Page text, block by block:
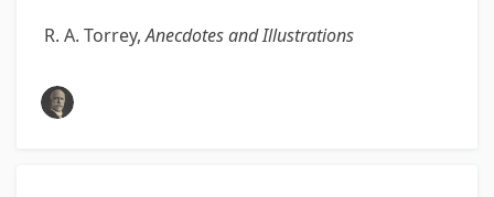
R. A. Torrey,Anecdotes and Illustrations